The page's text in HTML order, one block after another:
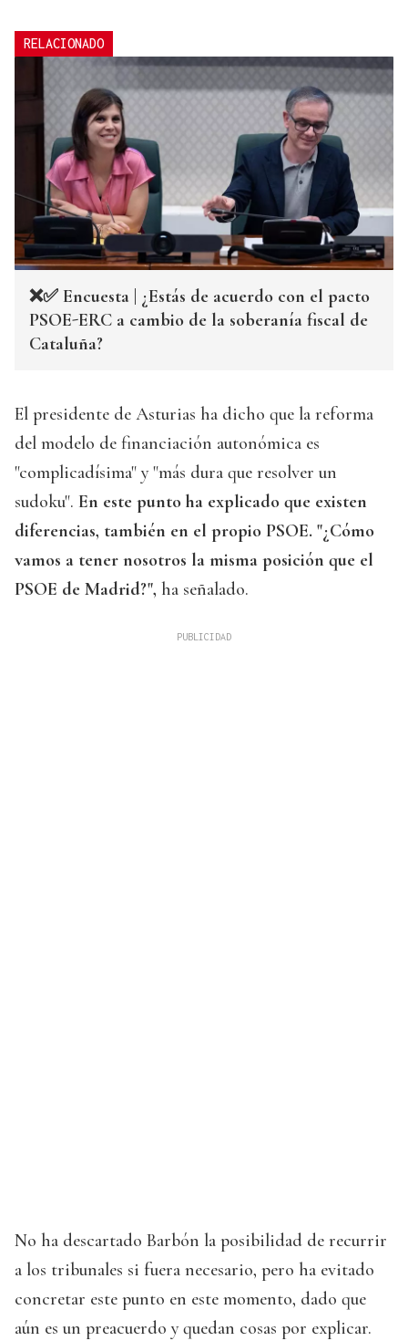
RELACIONADO
❌✅ Encuesta | ¿Estás de acuerdo con el pacto
PSOE-ERC a cambio de la soberanía fiscal de
Cataluña?
El presidente de Asturias ha dicho que la reforma
del modelo de financiación autonómica es
"complicadísima" y "más dura que resolver un
sudoku". En este punto ha explicado que existen
diferencias, también en el propio PSOE. "¿Cómo
vamos a tener nosotros la misma posición que el
PSOE de Madrid?", ha señalado.
No ha descartado Barbón la posibilidad de recurrir
a los tribunales si fuera necesario, pero ha evitado
concretar este punto en este momento, dado que
aún es un preacuerdo y quedan cosas por explicar.